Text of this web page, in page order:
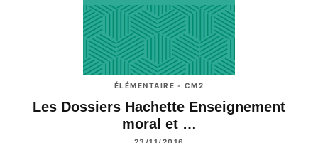
ÉLÉMENTAIRE - CM2
Les Dossiers Hachette Enseignement
moral et …